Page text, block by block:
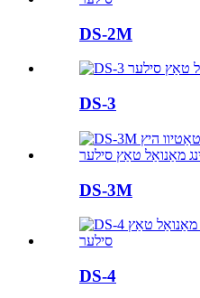
DS-2M
DS-3
DS-3M
DS-4